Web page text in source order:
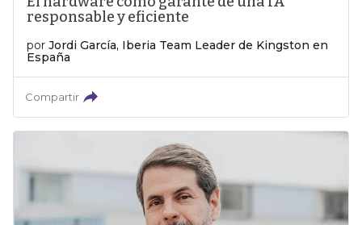
responsable y eficiente
por Jordi García, Iberia Team Leader de Kingston en
España
Compartir